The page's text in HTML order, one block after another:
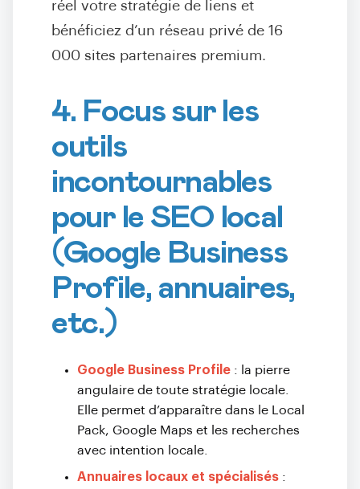
réel votre stratégie de liens et
bénéficiez d’un réseau privé de 16
000 sites partenaires premium.
4. Focus sur les
outils
incontournables
pour le SEO local
(Google Business
Profile, annuaires,
etc.)
Google Business Profile : la pierre
angulaire de toute stratégie locale.
Elle permet d’apparaître dans le Local
Pack, Google Maps et les recherches
avec intention locale.
Annuaires locaux et spécialisés :